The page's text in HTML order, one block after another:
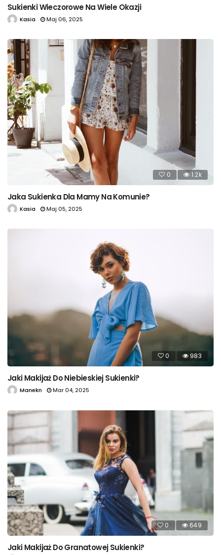
Sukienki Wieczorowe Na Wiele Okazji
Kasia Maj 06, 2025
0 1.2k
Jaka Sukienka Dla Mamy Na Komunie?
Kasia Maj 05, 2025
0 983
Jaki Makijaż Do Niebieskiej Sukienki?
Manekn Mar 04, 2025
0 649
Jaki Makijaż Do Granatowej Sukienki?